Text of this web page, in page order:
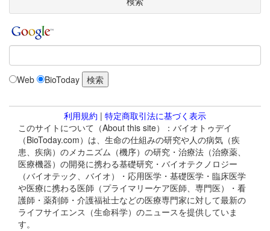
Web BioToday
利用規約 | 特定商取引法に基づく表示
このサイトについて（About this site）：バイオトゥデイ
（BioToday.com）は、生命の仕組みの研究や人の病気（疾
患、疾病）のメカニズム（機序）の研究・治療法（治療薬、
医療機器）の開発に携わる基礎研究・バイオテクノロジー
（バイオテック、バイオ）・応用医学・基礎医学・臨床医学
や医療に携わる医師（プライマリーケア医師、専門医）・看
護師・薬剤師・介護福祉士などの医療専門家に対して最新の
ライフサイエンス（生命科学）のニュースを提供していま
す。